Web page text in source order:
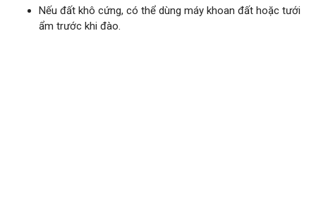
Nếu đất khô cứng, có thể dùng máy khoan đất hoặc tưới
ẩm trước khi đào.